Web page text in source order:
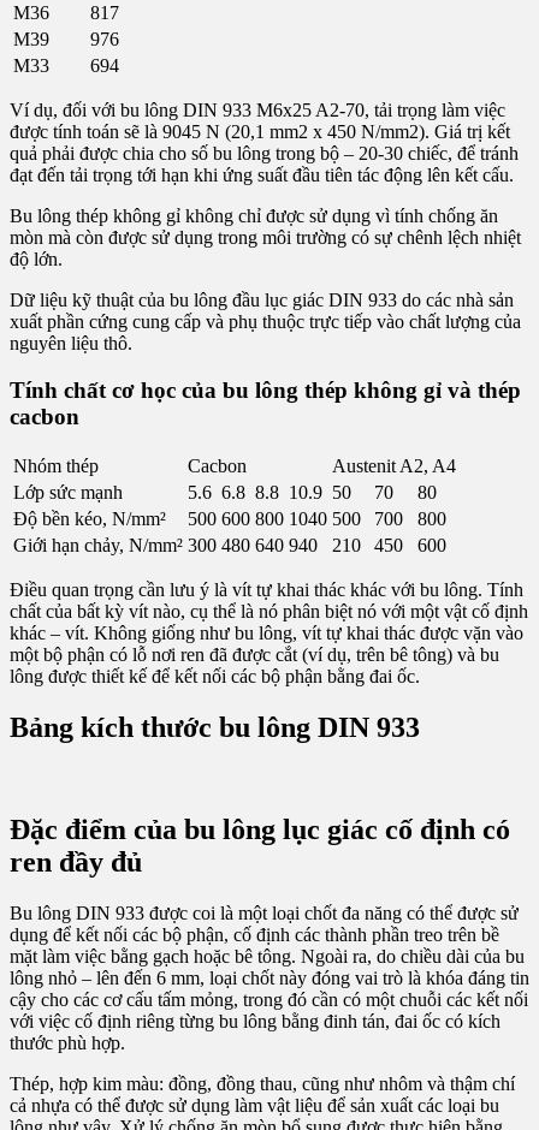
M36
817
M39
976
M33
694
Ví dụ, đối với bu lông DIN 933 M6x25 A2-70, tải trọng làm việc
được tính toán sẽ là 9045 N (20,1 mm2 x 450 N/mm2). Giá trị kết
quả phải được chia cho số bu lông trong bộ – 20-30 chiếc, để tránh
đạt đến tải trọng tới hạn khi ứng suất đầu tiên tác động lên kết cấu.
Bu lông thép không gỉ không chỉ được sử dụng vì tính chống ăn
mòn mà còn được sử dụng trong môi trường có sự chênh lệch nhiệt
độ lớn.
Dữ liệu kỹ thuật của bu lông đầu lục giác DIN 933 do các nhà sản
xuất phần cứng cung cấp và phụ thuộc trực tiếp vào chất lượng của
nguyên liệu thô.
Tính chất cơ học của bu lông thép không gỉ và thép
cacbon
Nhóm thép Cacbon
Austenit A2, A4
Lớp sức mạnh
5.6 6.8 8.8 10.9 50 70
80
Độ bền kéo, N/mm²
500 600 800 1040 500 700
800
Giới hạn chảy, N/mm² 300 480 640 940 210 450 600
Điều quan trọng cần lưu ý là vít tự khai thác khác với bu lông. Tính
chất của bất kỳ vít nào, cụ thể là nó phân biệt nó với một vật cố định
khác – vít. Không giống như bu lông, vít tự khai thác được vặn vào
một bộ phận có lỗ nơi ren đã được cắt (ví dụ, trên bê tông) và bu
lông được thiết kế để kết nối các bộ phận bằng đai ốc.
Bảng kích thước bu lông DIN 933
Đặc điểm của bu lông lục giác cố định có
ren đầy đủ
Bu lông DIN 933 được coi là một loại chốt đa năng có thể được sử
dụng để kết nối các bộ phận, cố định các thành phần treo trên bề
mặt làm việc bằng gạch hoặc bê tông. Ngoài ra, do chiều dài của bu
lông nhỏ – lên đến 6 mm, loại chốt này đóng vai trò là khóa đáng tin
cậy cho các cơ cấu tấm mỏng, trong đó cần có một chuỗi các kết nối
với việc cố định riêng từng bu lông bằng đinh tán, đai ốc có kích
thước phù hợp.
Thép, hợp kim màu: đồng, đồng thau, cũng như nhôm và thậm chí
cả nhựa có thể được sử dụng làm vật liệu để sản xuất các loại bu